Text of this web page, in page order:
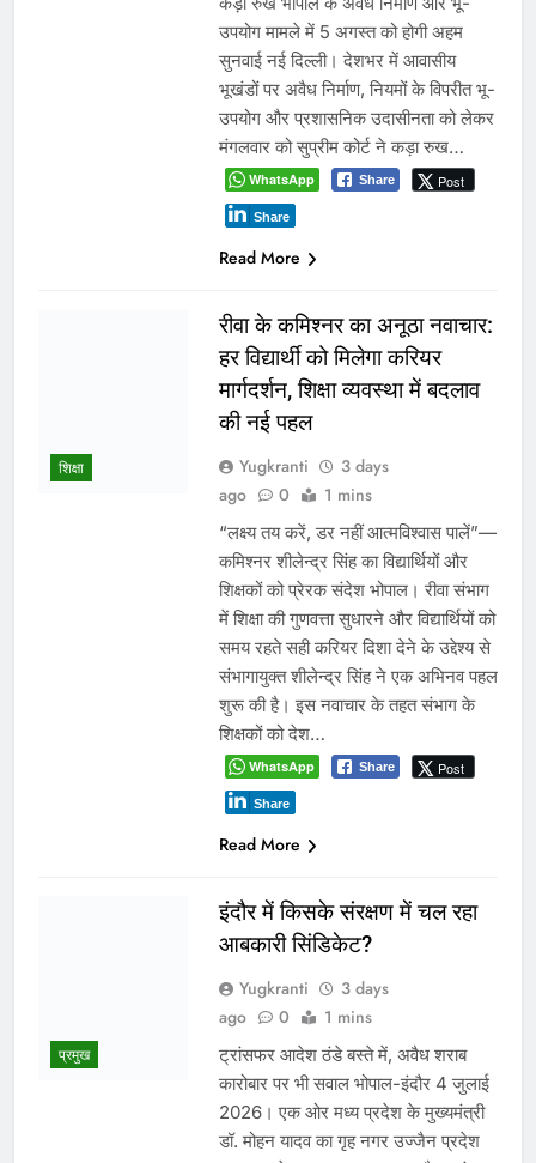
करियर
2026। एक ओर मध्य प्रदेश के मुख्यमंत्री
डॉ. मोहन यादव का गृह नगर उज्जैन प्रदेश
का पहला ऐसा बड़ा शहर बन चुका है, जहां
शराब की दुकानों को पूरी तरह समाप्त कर दिया
गया है। वहीं दूसरी ओर मुख्यमंत्री के
प्रभार…
WhatsApp Share Post
Share
Read More
340
SEARCH
आईआईटी बॉम्बे का प्रशिक्षण या भ्रष्टाचार पर पर्दा? मध्य प्रदेश के लोक
निर्माण विभाग पर उठे बड़े सवाल
नवनियुक्त भाजयुमो जिला अध्यक्ष का वरिष्ठ नेतृत्व के सान्निध्य और हजारों
युवाओं के समक्ष पदभार ग्रहण समारोह कल
मंत्री विजयवर्गीय ने भाजपा प्रदेश कार्यालय में कार्यकर्ताओं की सुनी
बच्चों की सुरक्षा पर सरकार श्वेत पत्र जारी करे: जीतू पटवारी